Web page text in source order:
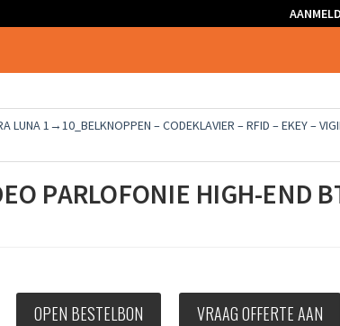
LUNA 1→10_BELKNOPPEN – CODEKLAVIER – RFID – EKEY –
PARLOFONIE HIGH-END
OPEN BESTELBON VRAAG OFFERTE AAN